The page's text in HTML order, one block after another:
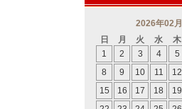
2026年02月
日
月 火 水 木
1
2 3 4 5
8
9 10 11 12
15
16 17 18 19